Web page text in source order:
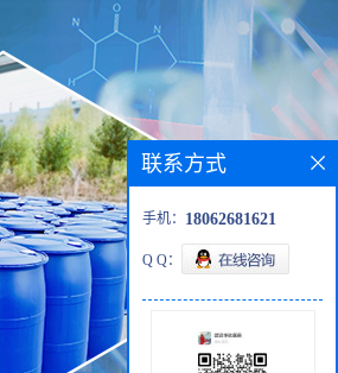
联系方式
手机： 18062681621
Q Q：